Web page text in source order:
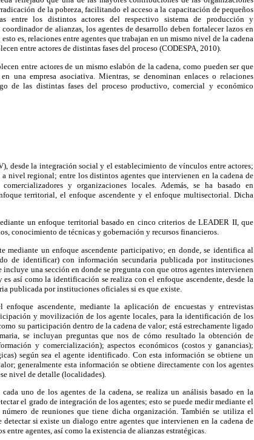
de la pobreza, facilitando el acceso a la capacitación de pequeños
entre los distintos actores del respectivo sistema de producción y
de alianzas, los agentes de desarrollo deben fortalecer lazos en
es, relaciones entre agentes que trabajan en un mismo nivel de la cadena
entre actores de distintas fases del proceso (CODESPA, 2010).
entre actores de un mismo eslabón de la cadena, como pueden ser que
una empresa asociativa. Mientras, se denominan enlaces o relaciones
de las distintas fases del proceso productivo, comercial y económico
desde la integración social y el establecimiento de vínculos entre actores;
nivel regional; entre los distintos agentes que intervienen en la cadena de
y organizaciones locales. Además, se ha basado en
territorial, el enfoque ascendente y el enfoque multisectorial. Dicha
un enfoque territorial basado en cinco criterios de LEADER II, que
conocimiento de técnicas y gobernación y recursos financieros.
mediante un enfoque ascendente participativo; en donde, se identifica al
de identificar) con información secundaria publicada por instituciones
una sección en donde se pregunta con que otros agentes intervienen
así como la identificación se realiza con el enfoque ascendente, desde la
publicada por instituciones oficiales si es que existe.
ascendente, mediante la aplicación de encuestas y entrevistas
y movilización de los agente locales, para la identificación de los
su participación dentro de la cadena de valor; está estrechamente ligado
se incluyan preguntas que nos de cómo resultado la obtención de
y comercialización); aspectos económicos (costos y ganancias);
según sea el agente identificado. Con esta información se obtiene un
generalmente esta información se obtiene directamente con los agentes
nivel de detalle (localidades).
uno de los agentes de la cadena, se realiza un análisis basado en la
el grado de integración de los agentes; esto se puede medir mediante el
de reuniones que tiene dicha organización. También se utiliza el
si existe un dialogo entre agentes que intervienen en la cadena de
agentes, así como la existencia de alianzas estratégicas.